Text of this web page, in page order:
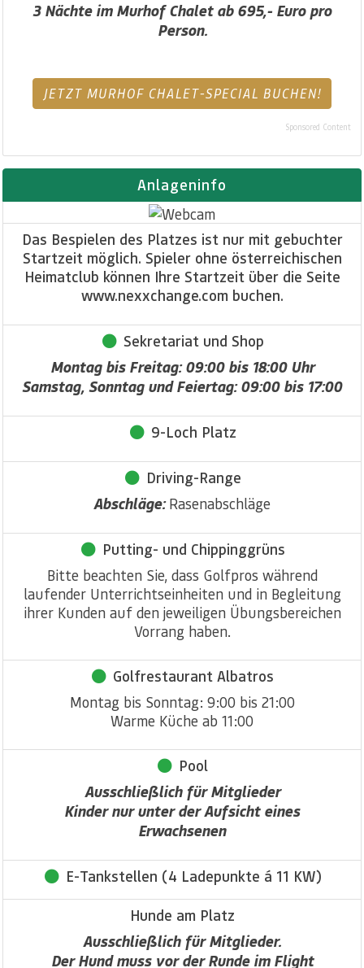
3 Nächte im Murhof Chalet ab 695,- Euro pro
Person.
JETZT MURHOF CHALET-SPECIAL BUCHEN!
Sponsored Content
Anlageninfo
Das Bespielen des Platzes ist nur mit gebuchter
Startzeit möglich. Spieler ohne österreichischen
Heimatclub können Ihre Startzeit über die Seite
www.nexxchange.com buchen.
Sekretariat und Shop
Montag bis Freitag: 09:00 bis 18:00 Uhr
Samstag, Sonntag und Feiertag: 09:00 bis 17:00
9-Loch Platz
Driving-Range
Abschläge:Rasenabschläge
Putting- und Chippinggrüns
Bitte beachten Sie, dass Golfpros während
laufender Unterrichtseinheiten und in Begleitung
ihrer Kunden auf den jeweiligen Übungsbereichen
Vorrang haben.
Golfrestaurant Albatros
Montag bis Sonntag: 9:00 bis 21:00
Warme Küche ab 11:00
Pool
Ausschließlich für Mitglieder
Kinder nur unter der Aufsicht eines
Erwachsenen
E-Tankstellen (4 Ladepunkte á 11 KW)
Hunde am Platz
Ausschließlich für Mitglieder.
Der Hund muss vor der Runde im Flight